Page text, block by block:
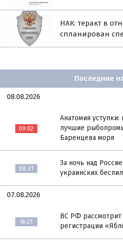
НАК: теракт в
спланирован
Последние
08.08.2026
09:02
Анатомия уступки:
лучшие
Баренцева моря
08:31
За ночь над
украинских
07.08.2026
16:21
ВС РФ рассмотрит
регистрации